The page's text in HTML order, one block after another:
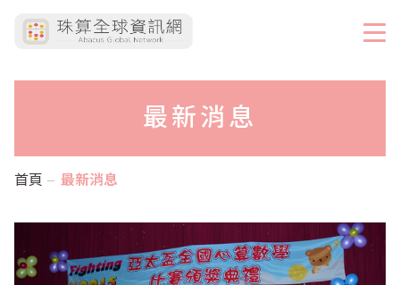
最新消息
首頁 最新消息